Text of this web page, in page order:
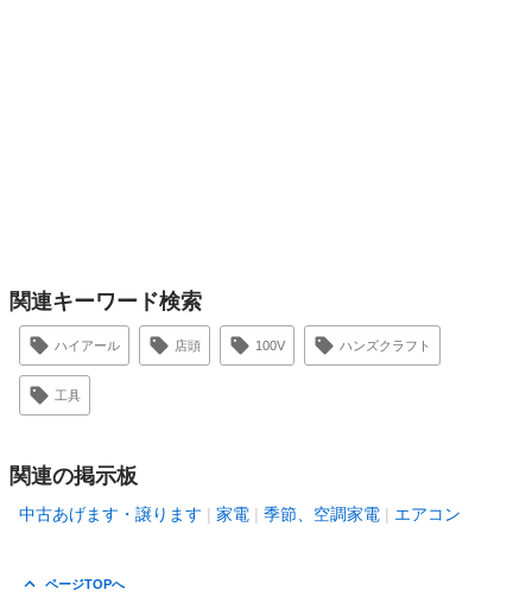
関連キーワード検索
ハイアール 店頭 100V ハンズクラフト
工具
関連の掲示板
中古あげます・譲ります 家電 季節、空調家電 エアコン
ページTOPへ